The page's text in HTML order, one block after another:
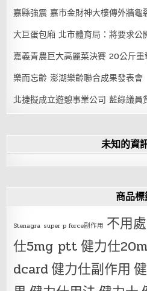
嘉縣強震 嘉市金財神大樓傳外牆龜
大巨蛋包廂 北市體育局：將要求公
嘉義青農巨大高麗菜決賽 20公斤
樂而忘齡 澎湖樂齡聯合成果發表會
北捷擬成立遊憩事業公司 藍綠議員
未知的資
商品標
Stenagra super p force副作用 不用
仕5mg ptt健力仕
dcard健力仕副作用